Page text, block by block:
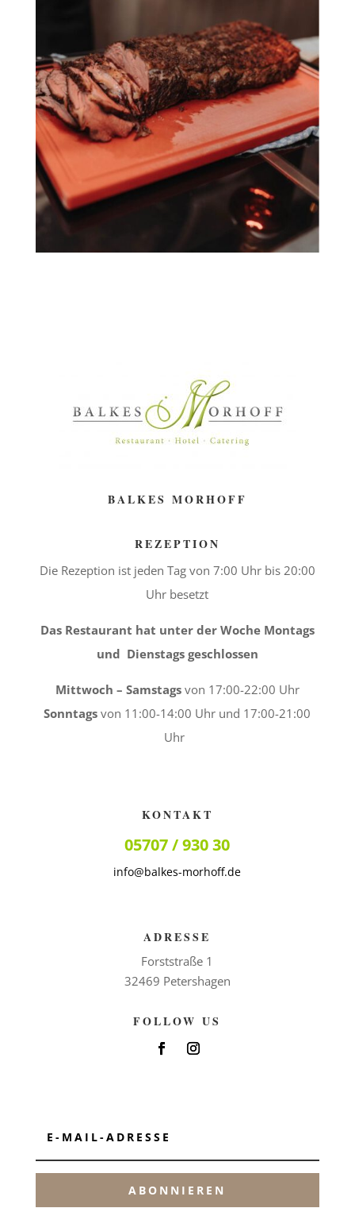
BALKES MORHOFF
REZEPTION
Die Rezeption ist jeden Tag von 7:00 Uhr bis 20:00
Uhr besetzt
Das Restaurant hat unter der Woche Montags
und Dienstags geschlossen
Mittwoch – Samstagsvon 17:00-22:00 Uhr
Sonntags von 11:00-14:00 Uhr und 17:00-21:00
Uhr
KONTAKT
05707 / 930 30
info@balkes-morhoff.de
ADRESSE
Forststraße 1
32469 Petershagen
FOLLOW US
ABONNIEREN